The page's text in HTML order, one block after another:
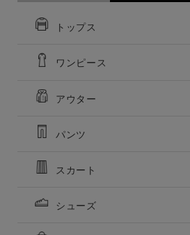
トップス
ワンピース
アウター
パンツ
スカート
シューズ